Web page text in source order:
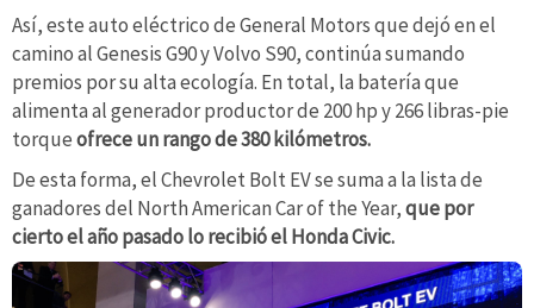
Así, este auto eléctrico de General Motors que dejó en el
camino al Genesis G90 y Volvo S90, continúa sumando
premios por su alta ecología. En total, la batería que
alimenta al generador productor de 200 hp y 266 libras-pie
torqueofrece un rango de 380 kilómetros.
De esta forma, el Chevrolet Bolt EV se suma a la lista de
ganadores del North American Car of the Year,que por
cierto el año pasado lo recibió el Honda Civic.